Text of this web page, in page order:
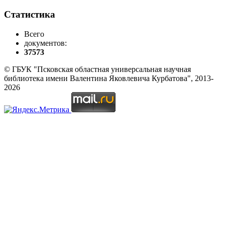
Статистика
Всего
документов:
37573
© ГБУК "Псковская областная универсальная научная
библиотека имени Валентина Яковлевича Курбатова", 2013-
2026